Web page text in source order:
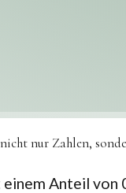
nur Zahlen,
Anteil von